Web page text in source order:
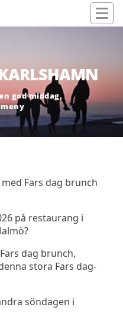
god middag,
Fars dag brunch
på restaurang i
dag brunch,
stora Fars dag-
söndagen i